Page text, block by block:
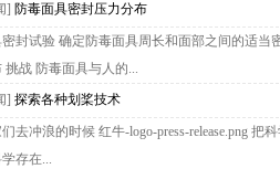
] 防毒面具密封压力分布
密封试验 确定防毒面具周长和面部之间的适当
挑战 防毒面具与人的...
] 探索各种划桨技术
去冲浪的时候 红牛-logo-press-release.png 把
存在...